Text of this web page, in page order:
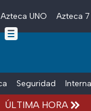
Skip to main content
Azteca UNO Azteca 7
Seguridad
ÚLTIMA HORA